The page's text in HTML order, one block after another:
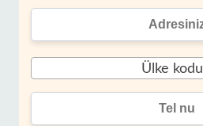
Ülke kodu